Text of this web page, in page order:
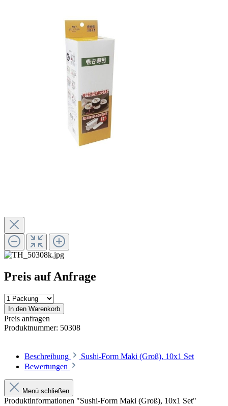
Preis auf Anfrage
In den Warenkorb
Preis anfragen
Produktnummer: 50308
Beschreibung
Sushi-Form Maki (Groß), 10x1 Set
Bewertungen
Menü schließen
Produktinformationen "Sushi-Form Maki (Groß), 10x1 Set"